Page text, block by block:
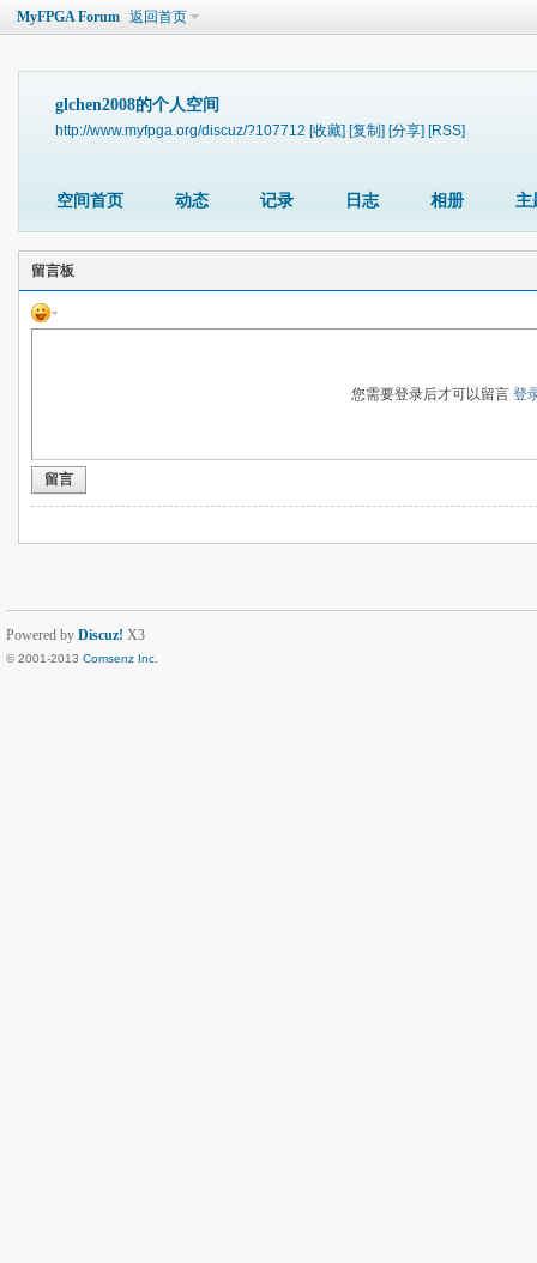
MyFPGA Forum 返回首页
glchen2008的个人空间
http://www.myfpga.org/discuz/?107712 [收藏] [复制] [分享] [RSS]
空间首页 动态 记录 日志 相册 主
留言板
您需要登录后才可以留言登
留言
Powered by Discuz! X3
© 2001-2013 Comsenz Inc.